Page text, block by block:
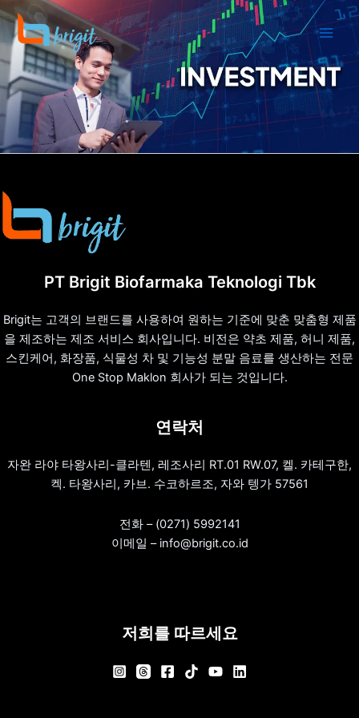
콘
텐
츠
로
건
너
기
PT Brigit Biofarmaka Teknologi Tbk
Brigit는 고객의 브랜드를 사용하여 원하는 기준에 맞춘 맞춤형 제품
을 제조하는 제조 서비스 회사입니다. 비전은 약초 제품, 허니 제품,
스킨케어, 화장품, 식물성 차 및 기능성 분말 음료를 생산하는 전문
One Stop Maklon 회사가 되는 것입니다.
연락처
자완 라야 타왕사리-클라텐, 레조사리 RT.01 RW.07, 켈. 카테구한,
켁. 타왕사리, 카브. 수코하르조, 자와 텡가 57561
전화 – (0271) 5992141
이메일 – info@brigit.co.id
저희를 따르세요